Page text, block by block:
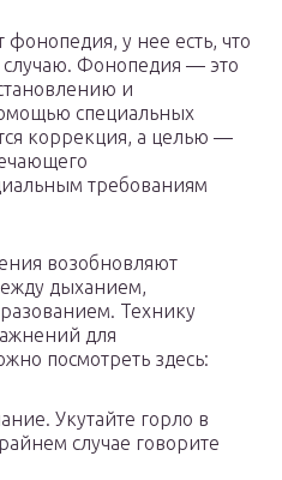
у нее есть, что
случаю. Фонопедия — это
и
специальных
коррекция, а целью —
требованиям
возобновляют
дыханием,
Технику
для
посмотреть здесь:
Укутайте горло в
случае говорите